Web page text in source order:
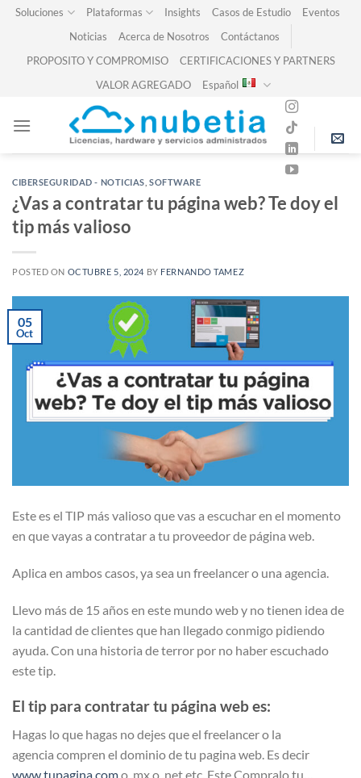
SkipSoluciones Plataformas Insights Casos de Estudio
Eventos
Noticias
Acerca de Nosotros
Contáctanos
PROPOSITO Y COMPROMISO
CERTIFICACIONES Y PARTNERS
VALOR AGREGADO
Español
CIBERSEGURIDAD - NOTICIAS ,SOFTWARE
¿Vas a contratar tu página web? Te doy el
tip más valioso
POSTED ON OCTUBRE 5, 2024 BY FERNANDO TAMEZ
05
Oct
Este es el TIP más valioso que vas a escuchar en el momento
en que vayas a contratar a tu proveedor de página web.
Aplica en ambos casos, ya sea un freelancer o una agencia.
Llevo más de 15 años en este mundo web y no tienen idea de
la cantidad de clientes que han llegado conmigo pidiendo
ayuda. Con una historia de terror por no haber escuchado
este tip.
El tip para contratar tu página web es:
Hagas lo que hagas no dejes que el freelancer o la
agencia compren el dominio de tu pagina web. Es decir
www.tupagina.como .mx o .net etc. Este Compralo tu…